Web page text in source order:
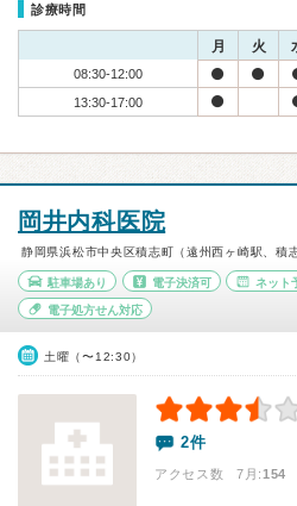
診療時間
月 火
08:30-12:00
13:30-17:00
岡井内科医院
静岡県浜松市中央区積志町（遠州西ヶ崎駅、積
駐車場あり 電子決済可 ネット
電子処方せん対応
土曜（〜12:30）
2件
アクセス数 7月:154